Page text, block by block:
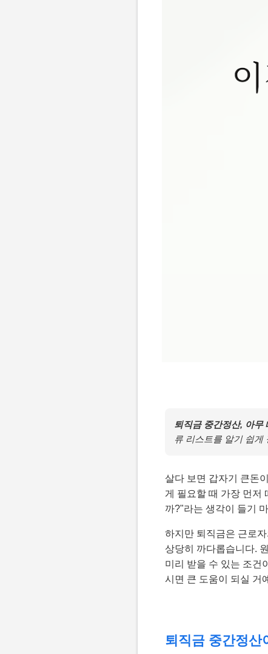
퇴직금 중간정산, 아무
류 리스트를 알기 쉽게
살다 보면 갑자기 큰돈
게 필요할 때 가장 먼저
까?"라는 생각이 들기
하지만 퇴직금은 근로
상당히 까다롭습니다.
미리 받을 수 있는 조건
시면 큰 도움이 되실 거
퇴직금 중간정산